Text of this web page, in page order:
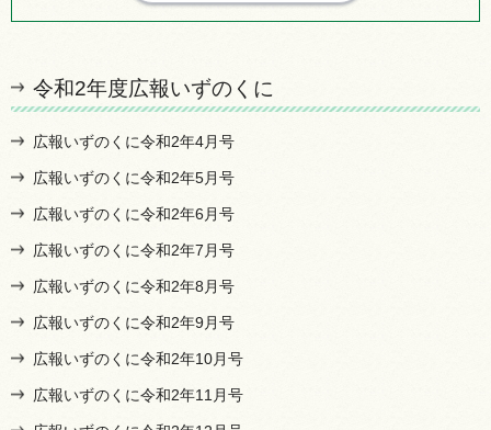
令和2年度広報いずのくに
広報いずのくに令和2年4月号
広報いずのくに令和2年5月号
広報いずのくに令和2年6月号
広報いずのくに令和2年7月号
広報いずのくに令和2年8月号
広報いずのくに令和2年9月号
広報いずのくに令和2年10月号
広報いずのくに令和2年11月号